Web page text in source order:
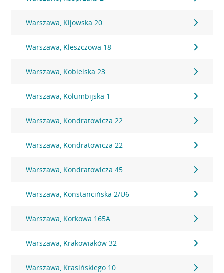
Warszawa, Kijowska 20
Warszawa, Kleszczowa 18
Warszawa, Kobielska 23
Warszawa, Kolumbijska 1
Warszawa, Kondratowicza 22
Warszawa, Kondratowicza 22
Warszawa, Kondratowicza 45
Warszawa, Konstancińska 2/U6
Warszawa, Korkowa 165A
Warszawa, Krakowiaków 32
Warszawa, Krasińskiego 10